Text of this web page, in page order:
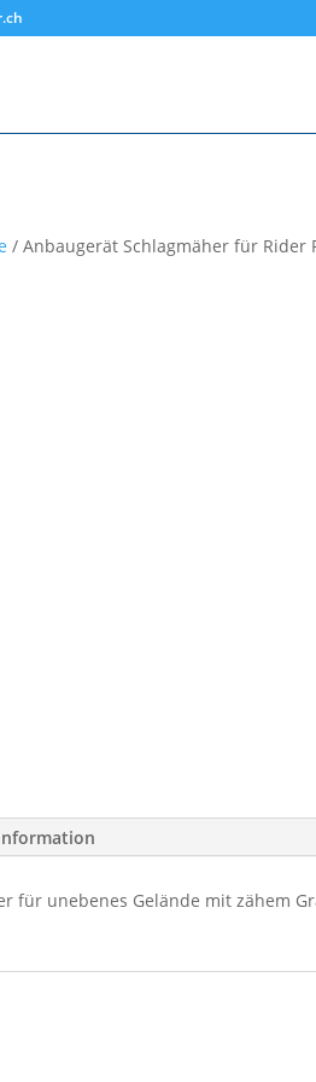
/Anbaugerät Schlagmäher für Rider
für unebenes Gelände mit zähem